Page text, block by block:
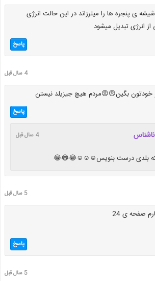
ی پنجره ها را میلرزاند در این حالت انرژی
انرژی تبدیل میشود
پاسخ
4 سال قبل
خودتون بگین😠😡مردم هیچ جیزیلد نیستن
پاسخ
ناشناس 4 سال قبل
بلدی درست بنویس☺️☺️☺️😂😂😂
5 سال قبل
صفحه ی 24
پاسخ
5 سال قبل